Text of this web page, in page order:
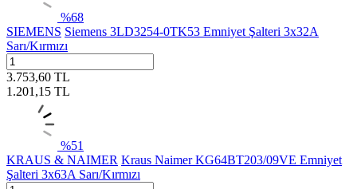
%68
SIEMENS Siemens 3LD3254-0TK53 Emniyet Şalteri 3x32A
Sarı/Kırmızı
3.753,60 TL
1.201,15 TL
%51
KRAUS & NAIMER Kraus Naimer KG64BT203/09VE Emniyet
Şalteri 3x63A Sarı/Kırmızı